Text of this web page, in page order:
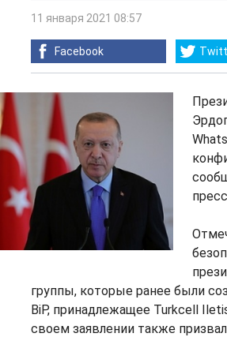
11 января 2021 08:57
Facebook
группы, которые ранее были
BiP, принадлежащее Turkcell
своем заявлении также